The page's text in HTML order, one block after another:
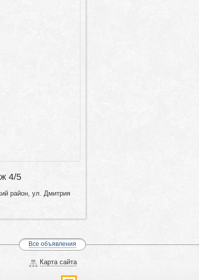
4/5
район, ул. Дмитрия
Все объявления
Карта сайта